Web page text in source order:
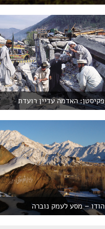
פקיסטן: האדמה עדיין רועדת
הודו – מסע לעמק נוברה